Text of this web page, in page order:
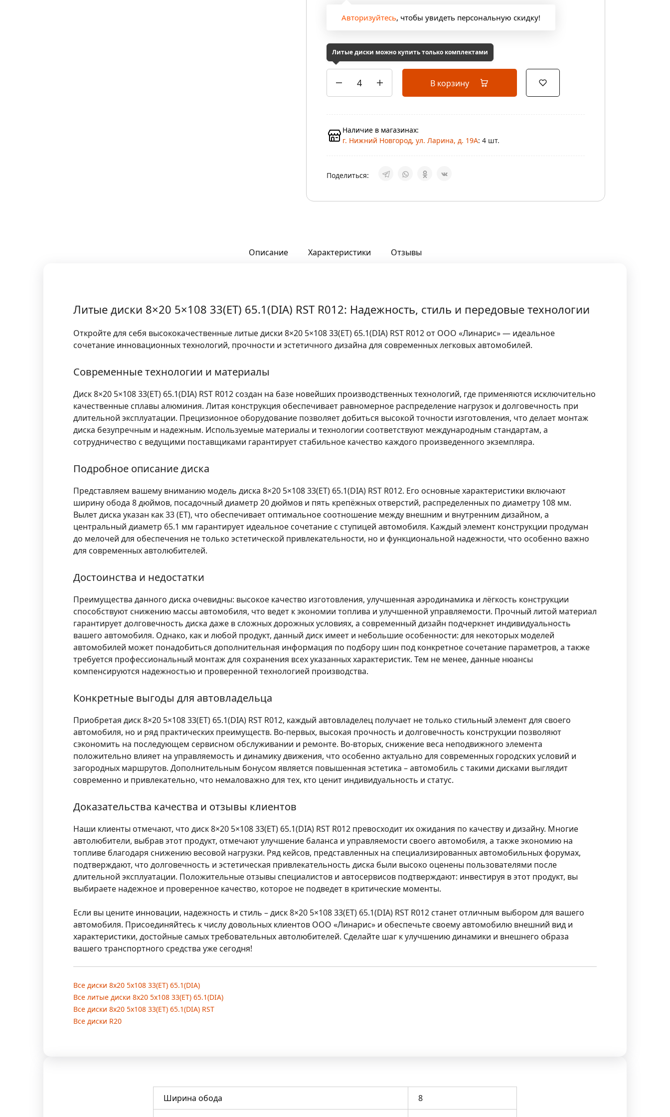
Авторизуйтесь, чтобы увидеть персональную скидку!
Литые диски можно купить только комплектами
В корзину
Наличие в магазинах:
г. Нижний Новгород, ул. Ларина, д. 19А: 4 шт.
Поделиться:
Описание Характеристики Отзывы
Литые диски 8×20 5×108 33(ET) 65.1(DIA) RST R012: Надежность, стиль и передовые технологии
Откройте для себя высококачественные литые диски 8×20 5×108 33(ET) 65.1(DIA) RST R012 от ООО «Линарис» — идеальное
сочетание инновационных технологий, прочности и эстетичного дизайна для современных легковых автомобилей.
Современные технологии и материалы
Диск8×20 5×108 33(ET) 65.1(DIA) RST R012 создан на базе новейших производственных технологий, где применяются исключительно
качественные сплавы алюминия. Литая конструкция обеспечивает равномерное распределение нагрузок и долговечность при
длительной эксплуатации. Прецизионное оборудование позволяет добиться высокой точности изготовления, что делает монтаж
диска безупречным и надежным. Используемые материалы и технологии соответствуют международным стандартам, а
сотрудничество с ведущими поставщиками гарантирует стабильное качество каждого произведенного экземпляра.
Подробное описание диска
Представляем вашему вниманию модель диска 8×20 5×108 33(ET) 65.1(DIA) RST R012. Его основные характеристики включают
ширину обода 8 дюймов, посадочный диаметр 20 дюймов и пять крепёжных отверстий, распределенных по диаметру 108 мм.
Вылет диска указан как 33 (ET), что обеспечивает оптимальное соотношение между внешним и внутренним дизайном, а
центральный диаметр 65.1 мм гарантирует идеальное сочетание с ступицей автомобиля. Каждый элемент конструкции продуман
до мелочей для обеспечения не только эстетической привлекательности, но и функциональной надежности, что особенно важно
для современных автолюбителей.
Достоинства и недостатки
Преимущества данного диска очевидны: высокое качество изготовления, улучшенная аэродинамика и лёгкость конструкции
способствуют снижению массы автомобиля, что ведет к экономии топлива и улучшенной управляемости. Прочный литой материал
гарантирует долговечность диска даже в сложных дорожных условиях, а современный дизайн подчеркнет индивидуальность
вашего автомобиля. Однако, как и любой продукт, данный диск имеет и небольшие особенности: для некоторых моделей
автомобилей может понадобиться дополнительная информация по подбору шин под конкретное сочетание параметров, а также
требуется профессиональный монтаж для сохранения всех указанных характеристик. Тем не менее, данные нюансы
компенсируются надежностью и проверенной технологией производства.
Конкретные выгоды для автовладельца
Приобретая диск8×20 5×108 33(ET) 65.1(DIA) RST R012, каждый автовладелец получает не только стильный элемент для своего
автомобиля, но и ряд практических преимуществ. Во-первых, высокая прочность и долговечность конструкции позволяют
сэкономить на последующем сервисном обслуживании и ремонте. Во-вторых, снижение веса неподвижного элемента
положительно влияет на управляемость и динамику движения, что особенно актуально для современных городских условий и
загородных маршрутов. Дополнительным бонусом является повышенная эстетика – автомобиль с такими дисками выглядит
современно и привлекательно, что немаловажно для тех, кто ценит индивидуальность и статус.
Доказательства качества и отзывы клиентов
Наши клиенты отмечают, что диск8×20 5×108 33(ET) 65.1(DIA) RST R012 превосходит их ожидания по качеству и дизайну. Многие
автолюбители, выбрав этот продукт, отмечают улучшение баланса и управляемости своего автомобиля, а также экономию на
топливе благодаря снижению весовой нагрузки. Ряд кейсов, представленных на специализированных автомобильных форумах,
подтверждают, что долговечность и эстетическая привлекательность диска были высоко оценены пользователями после
длительной эксплуатации. Положительные отзывы специалистов и автосервисов подтверждают: инвестируя в этот продукт, вы
выбираете надежное и проверенное качество, которое не подведет в критические моменты.
Если вы цените инновации, надежность и стиль – диск8×20 5×108 33(ET) 65.1(DIA) RST R012 станет отличным выбором для вашего
автомобиля. Присоединяйтесь к числу довольных клиентов ООО «Линарис» и обеспечьте своему автомобилю внешний вид и
характеристики, достойные самых требовательных автолюбителей. Сделайте шаг к улучшению динамики и внешнего образа
вашего транспортного средства уже сегодня!
Все диски 8x20 5x108 33(ET) 65.1(DIA)
Все литые диски 8x20 5x108 33(ET) 65.1(DIA)
Все диски 8x20 5x108 33(ET) 65.1(DIA) RST
Все диски R20
Ширина обода 8